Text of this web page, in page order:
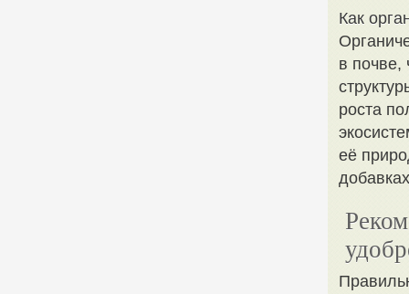
Как
в почве,
роста
её